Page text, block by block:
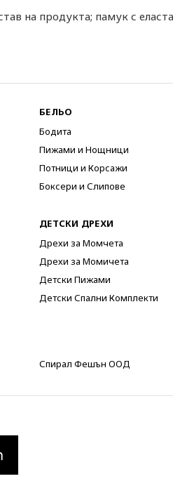
на продукта; памук с
БЕЛЬО
Бодита
Пижами и Нощници
Потници и Корсажи
Боксери и Слипове
ДЕТСКИ ДРЕХИ
Дрехи за Момчета
Дрехи за Момичета
Детски Пижами
Детски Спални Комплекти
Спирал Фешън ООД